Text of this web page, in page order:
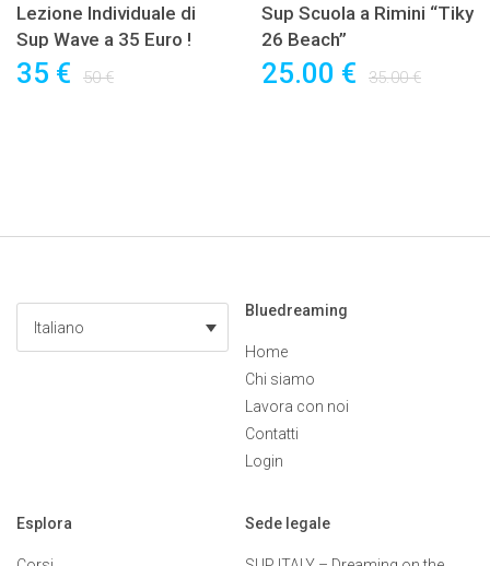
Lezione Individuale di
Sup Wave a 35 Euro !
35 € 50 €
Sup Scuola a Rimini “Tiky
26 Beach”
25.00 € 35.00 €
Italiano
Bluedreaming
Home
Chi siamo
Lavora con noi
Contatti
Login
Esplora Sede legale